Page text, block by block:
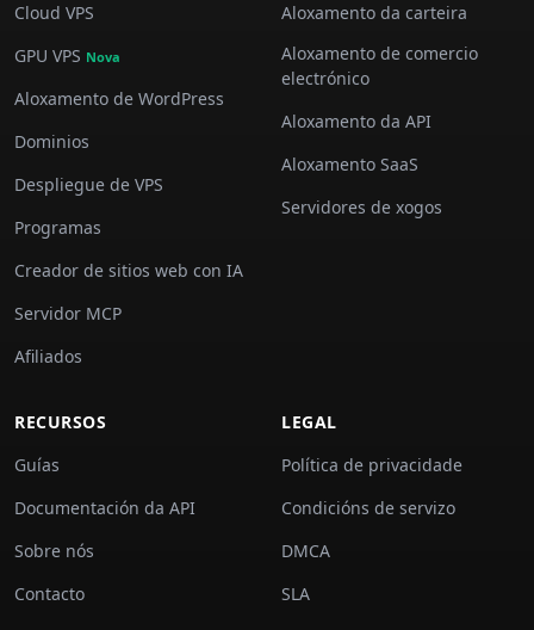
Cloud VPS
GPU VPS Nova
Aloxamento de WordPress
Dominios
Despliegue de VPS
Programas
Creador de sitios web con IA
Servidor MCP
Afiliados
Aloxamento da carteira
Aloxamento de comercio
electrónico
Aloxamento da API
Aloxamento SaaS
Servidores de xogos
RECURSOS
Guías
Documentación da API
Sobre nós
Contacto
LEGAL
Política de privacidade
Condicións de servizo
DMCA
SLA